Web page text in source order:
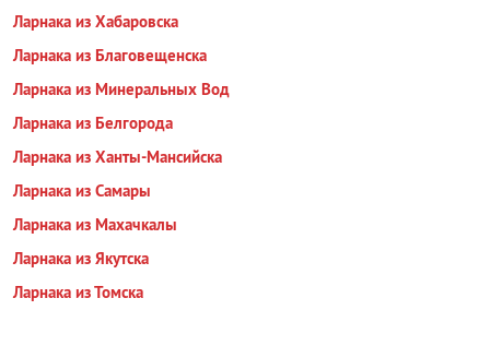
Ларнака из Хабаровска
Ларнака из Благовещенска
Ларнака из Минеральных Вод
Ларнака из Белгорода
Ларнака из Ханты-Мансийска
Ларнака из Самары
Ларнака из Махачкалы
Ларнака из Якутска
Ларнака из Томска